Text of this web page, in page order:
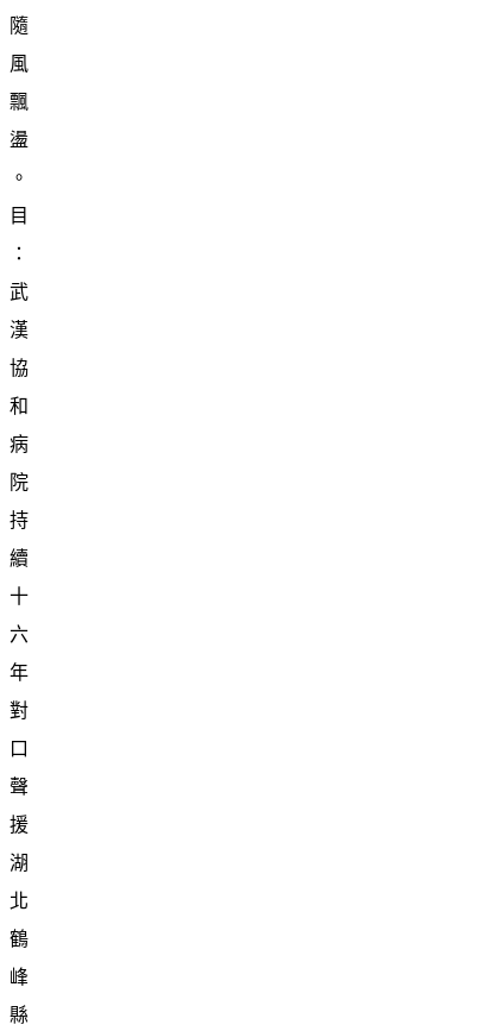
隨
風
飄
盪
。
目
：
武
漢
協
和
病
院
持
續
十
六
年
對
口
聲
援
湖
北
鶴
峰
縣